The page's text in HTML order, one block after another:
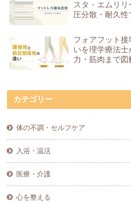
スタ・エムリ
圧分散・耐久性
フォアフット
いを理学療法士
力・筋肉まで図
カテゴリー
体の不調・セルフケア
入浴・温活
医療・介護
心を整える